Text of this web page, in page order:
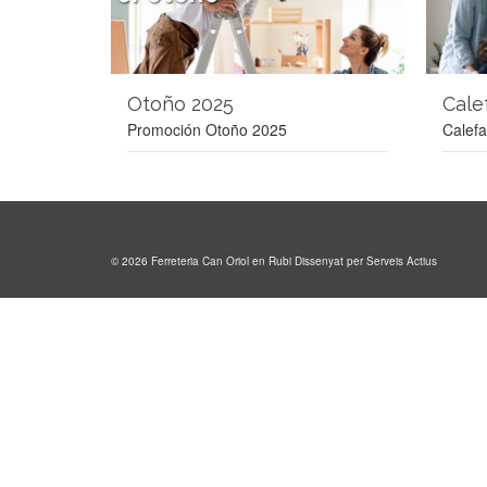
Otoño 2025
Promoción Otoño 2025
© 2026 Ferreteria Can Oriol en Rubi Dissenyat per Serveis Actius